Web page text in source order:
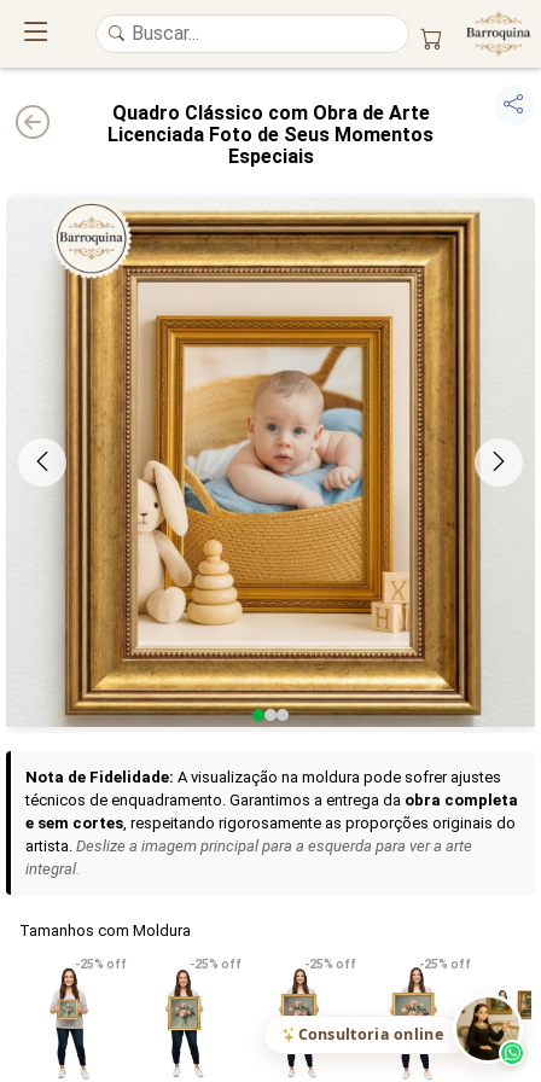
UM ATELIÊ 100% FINE ART
Trazemos a imponência dasmaiores obras de arte do mundo
alto padrão da sua casa. Nosso acervo reúne a genialidade de
grandes
pintores renomados
, resgatando artes reaise o requinte inconfundível
das obras do século XIX. Produção artesanal em Canvas 100% Algodão
molduras em
Madeira Maciça e impressão comPigmentação Mineral
QUALIDADE DE MUSEU GARANTIA ETERNA
Curadoria das Campanhas
A seleção de obras-primas apresentadas em nossos vídeos nas redes
sociais, reunidas aqui para sua apreciação.
VER DETALHES
Madona de Loreto
R$ 538,42
Narciso- caravaggio
R$ 365,92
Maria
uma Rosa
R$ 365,92
Consultoria online
Quadro Clássico com Obra de Arte
Licenciada Foto de Seus Momentos
Especiais
Nota de Fidelidade: A visualização na moldura pode sofrer ajustes
técnicos de enquadramento. Garantimos a entrega da obra completa
e sem cortes, respeitando rigorosamente as proporções originais do
artista. Deslize a imagem principal para a esquerda para ver a arte
integral.
Tamanhos com Moldura
-25% off -25% off -25% off -25% off